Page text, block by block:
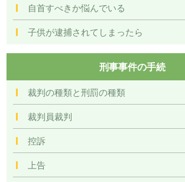
自首すべきか悩んでいる
子供が逮捕されてしまったら
刑事事件の手続
裁判の種類と刑罰の種類
裁判員裁判
控訴
上告